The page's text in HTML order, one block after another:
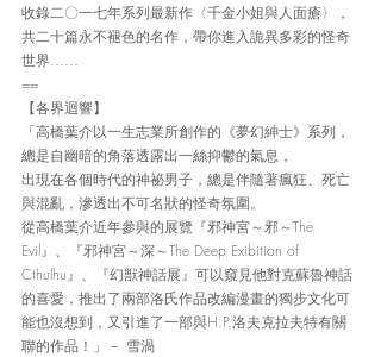
收錄二〇一七年系列最新作〈千金小姐與人面瘡〉，
共二十篇永不褪色的名作，帶你進入詭異多彩的怪奇
世界……
==
【各界迴響】
「高橋葉介以一生志業所創作的《夢幻紳士》系列，
總是自幽暗的角落透露出一絲抑鬱的氣息，
出現在各個時代的神祕男子，總是伴隨著瘋狂、死亡
與混亂，滲透出不可名狀的怪奇氛圍。
從高橋葉介近年參與的展覽『邪神宮～邪～The
Evil』、『邪神宮～深～The Deep Exibition of
Cthulhu』、『幻獣神話展』可以窺見他對克蘇魯神話
的喜愛，推出了兩部洛氏作品改編漫畫的獨步文化可
能也沒想到，又引進了一部與H.P.洛夫克拉夫特有關
聯的作品！」－ 雪渦